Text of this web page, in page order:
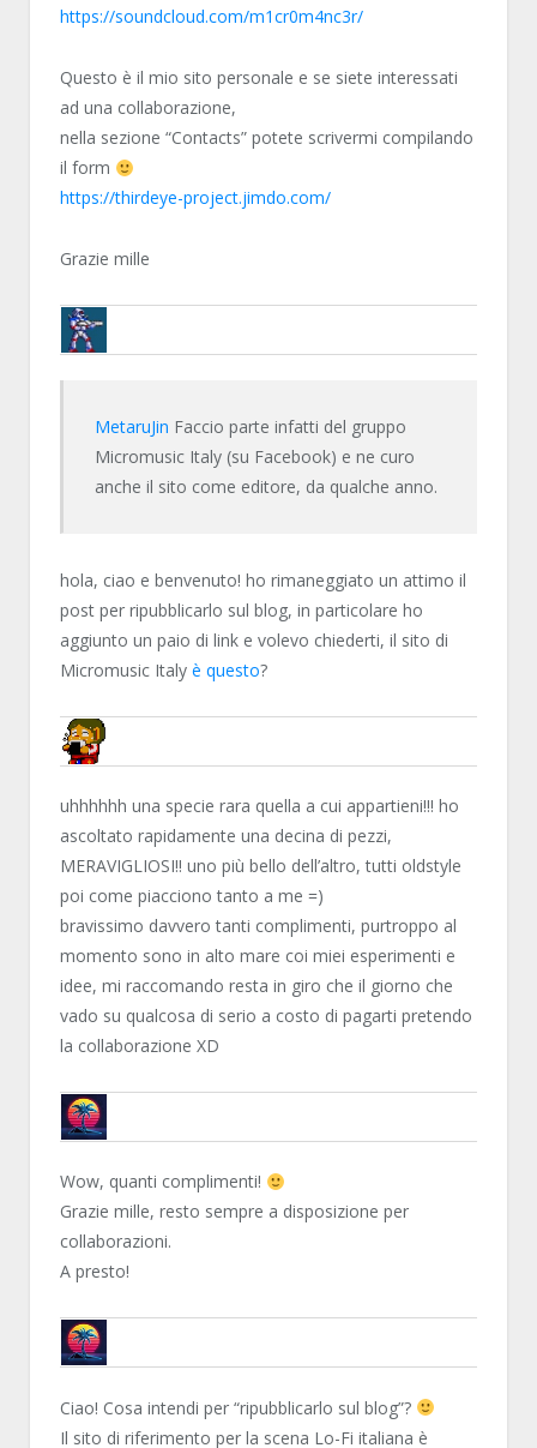
https://soundcloud.com/m1cr0m4nc3r/
Questo è il mio sito personale e se siete interessati
ad una collaborazione,
nella sezione “Contacts” potete scrivermi compilando
il form
https://thirdeye-project.jimdo.com/
Grazie mille
BRUNOB
MetaruJin Faccio parte infatti del gruppo
Micromusic Italy (su Facebook) e ne curo
anche il sito come editore, da qualche anno.
hola, ciao e benvenuto! ho rimaneggiato un attimo il
post per ripubblicarlo sul blog, in particolare ho
aggiunto un paio di link e volevo chiederti, il sito di
Micromusic Italy è questo?
NN81
uhhhhhh una specie rara quella a cui appartieni!!! ho
ascoltato rapidamente una decina di pezzi,
MERAVIGLIOSI!! uno più bello dell’altro, tutti oldstyle
poi come piacciono tanto a me =)
bravissimo davvero tanti complimenti, purtroppo al
momento sono in alto mare coi miei esperimenti e
idee, mi raccomando resta in giro che il giorno che
vado su qualcosa di serio a costo di pagarti pretendo
la collaborazione XD
METARUJIN
Wow, quanti complimenti!
Grazie mille, resto sempre a disposizione per
collaborazioni.
A presto!
METARUJIN
Ciao! Cosa intendi per “ripubblicarlo sul blog”?
Il sito di riferimento per la scena Lo-Fi italiana è